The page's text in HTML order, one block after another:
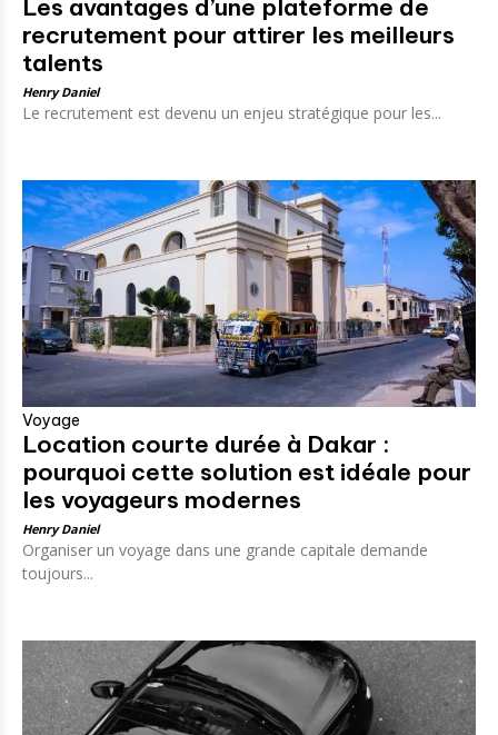
Les avantages d’une plateforme de
recrutement pour attirer les meilleurs
talents
Henry Daniel
Le recrutement est devenu un enjeu stratégique pour les...
Voyage
Location courte durée à Dakar :
pourquoi cette solution est idéale pour
les voyageurs modernes
Henry Daniel
Organiser un voyage dans une grande capitale demande
toujours...